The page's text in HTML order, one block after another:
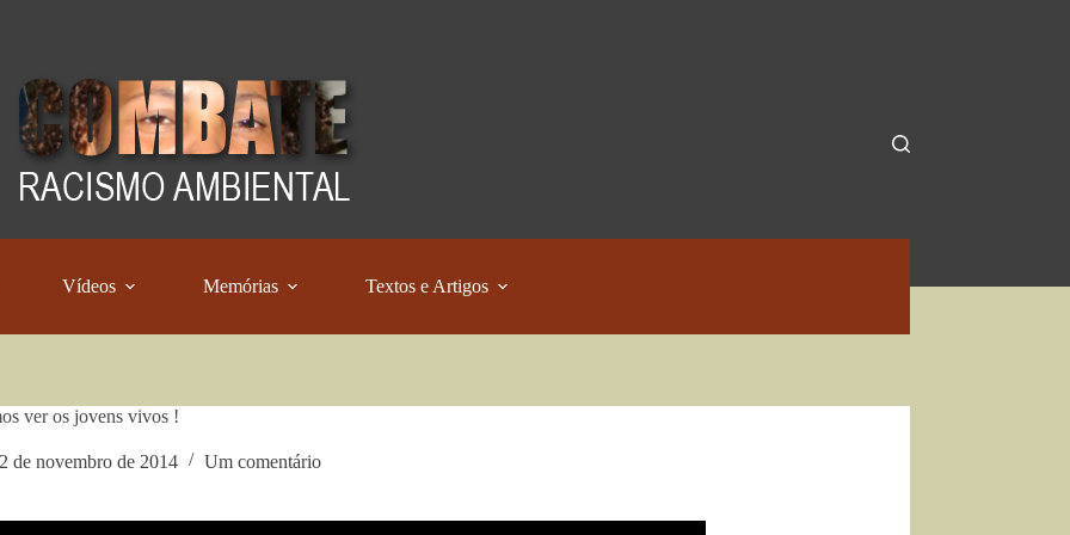
Vídeos Memórias Textos e Artigos
ver os jovens vivos !
de novembro de 2014 Um comentário